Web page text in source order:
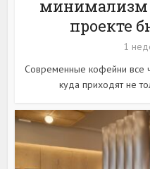
минимализм
проекте
1
Современные кофейни все
куда приходят не